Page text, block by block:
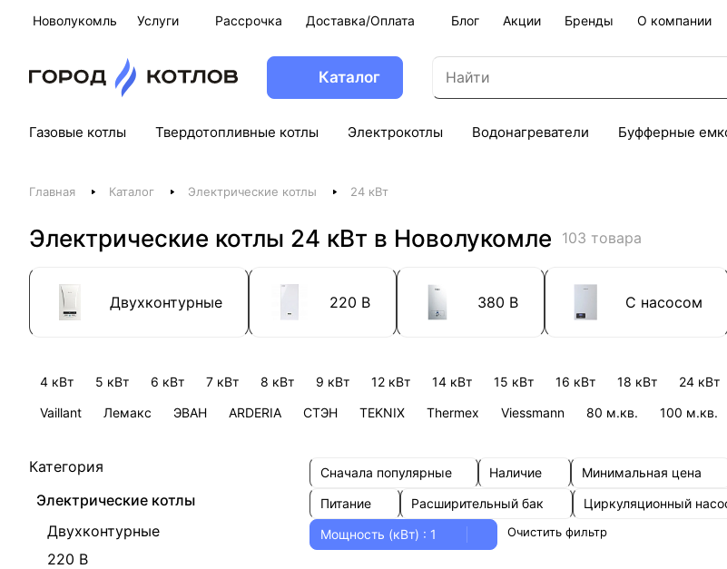
Новолукомль Услуги Рассрочка Доставка/Оплата Блог Акции Бренды О компании
Каталог
Газовые котлы Твердотопливные котлы Электрокотлы Водонагреватели Буфферные
Главная Каталог Электрические котлы 24 кВт
Электрические котлы 24 кВт в Новолукомле 103 товара
Двухконтурные 220 В 380 В С насосом
4 кВт 5 кВт 6 кВт 7 кВт 8 кВт 9 кВт 12 кВт 14 кВт 15 кВт 16 кВт 18 кВт 24 кВт
Vaillant
Лемакс ЭВАН ARDERIA СТЭН TEKNIX Thermex Viessmann 80 м.кв. 100 м.кв.
Категория
Электрические котлы
Двухконтурные
220 В
Сначала популярные Наличие Минимальная цена
Питание
Расширительный бак Циркуляционный
Мощность (кВт) : 1 Очистить фильтр